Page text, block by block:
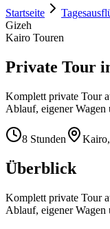
Startseite
Gizeh
Kairo Touren
Private Tour
Komplett private Tour
Ablauf, eigener
8 Stunden
Überblick
Komplett private Tour
Ablauf, eigener